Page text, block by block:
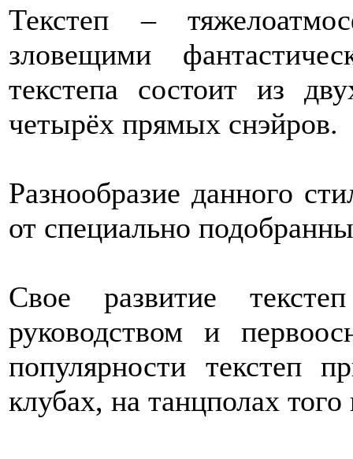
Текстеп –
зловещими
текстепа состоит из
четырёх прямых снэйров.
Разнообразие данного
от специально
Свое развитие
руководством и
популярности текстеп
клубах, на танцполах